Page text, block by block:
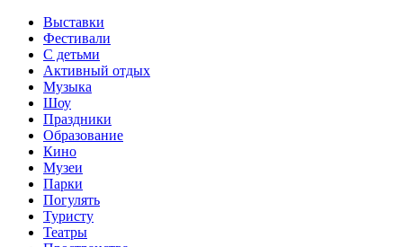
Выставки
Фестивали
С детьми
Активный отдых
Музыка
Шоу
Праздники
Образование
Кино
Музеи
Парки
Погулять
Туристу
Театры